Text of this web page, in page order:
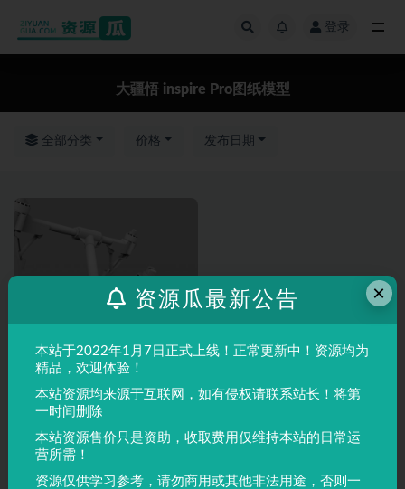
登录
大疆悟 inspire Pro图纸模型
全部分类 价格 发布日期
SolidWorks
设计图纸 ProE建模 附STP IGS
X_T
×
资源瓜最新公告
本站于2022年1月7日正式上线！正常更新中！资源均为
精品，欢迎体验！
本站资源均来源于互联网，如有侵权请联系站长！将第
一时间删除
本站资源售价只是资助，收取费用仅维持本站的日常运
营所需！
资源仅供学习参考，请勿商用或其他非法用途，否则一